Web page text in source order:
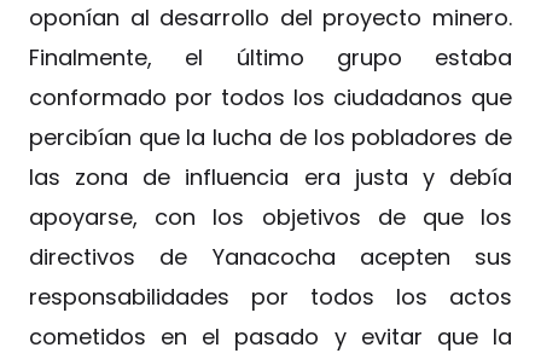
oponían al desarrollo del proyecto minero.
Finalmente, el último grupo estaba
conformado por todos los ciudadanos que
percibían que la lucha de los pobladores de
las zona de influencia era justa y debía
apoyarse, con los objetivos de que los
directivos de Yanacocha acepten sus
responsabilidades por todos los actos
cometidos en el pasado y evitar que la